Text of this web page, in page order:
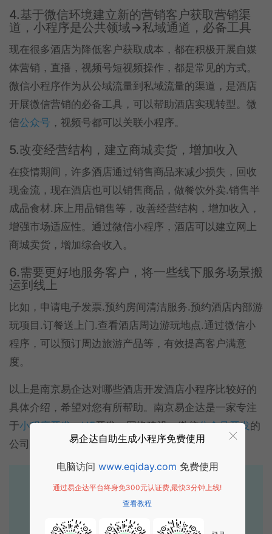
4.基于微信环境建立新的营销客户获取营销渠
道，小程序是公共领域→私域通道，必备工具
现在很多酒店为降低客户获取成本，都在积极开展自媒
体营销，直播，视频号短视频操作，都是常见的方式。
微信小程序作为从公域流量到私域流量的渠道，是酒店
开展微信营销的必备工具，可以帮助酒店实现转型。微
信公众号 ，视频号都可以关联小程序。
5.改变经营结构，建立商城卖货，增加收入
在疫情期间，许多酒店通过销售商品来减少损失，回收
现金流，现在酒店也可以销售商品，做餐饮外卖.销售半
成品食材.床上用品销售等，改善经营结构，增加收入，
增强市场适应性。通过微信小程序，酒店可以建立网上
商城卖货，增加综合收入。
6.需要更好地服务客户，将一些线下服务场景搬
运到线上
比如，申请电子发票.预约房间清洁服务.预约酒店内部游
玩项目.订餐送上门.查看酒店周边游玩地点.通过微信小
程序，可以预订周边旅游产品等，有效提高客户满意
度。
以上是南京易企达对哪些酒店开发酒店小程序比较好的
具体介绍，希望对您有所帮助。南京易企达是一家专注
于小程序开发，H5开发，网络建设，微信公众号开发的
公司，欢迎您的咨询。
易企达10年行业沉淀！
专业小程序、公众号H5 APP等软件开发
立即拨打电话享优惠
易企达自助生成小程序免费使用
电脑访问 www.eqiday.com 免费使用
通过易企达平台终身免300元认证费,最快3分钟上线!
查看教程